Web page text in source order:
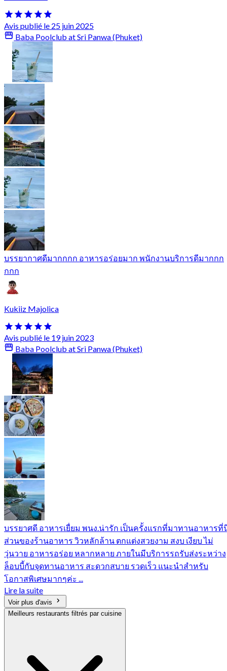
Avis publié le 25 juin 2025
Baba Poolclub at Sri Panwa (Phuket)
บรรยากาศดีมากกกก อาหารอร่อยมาก พนักงานบริการดีมากกก
กกก
Kukiiz Majolica
Avis publié le 19 juin 2023
Baba Poolclub at Sri Panwa (Phuket)
บรรยาศดี อาหารเยื่ยม พนง.น่ารัก เป็นครั้งแรกที่มาทานอาหารที่
ส่วนของร้านอาหาร วิวหลักล้าน ตกแต่งสวยงาม สงบ เงียบ ไม่
วุ่นวาย อาหารอร่อย หลากหลาย ภายในมีบริการรถรับส่งระหว่าง
ล็อบบี้กับจุดทานอาหาร สะดวกสบาย รวดเร็ว แนะนำสำหรับ
โอกาสพิเศษมากๆค่ะ ...
Lire la suite
Voir plus d'avis
Meilleurs restaurants filtrés par cuisine